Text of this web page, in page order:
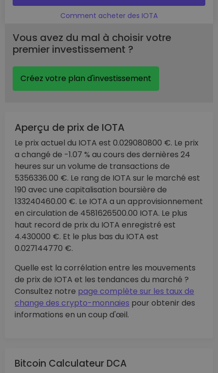
Comment acheter des IOTA
Vous avez du mal à choisir votre
premier investissement ?
Créez votre plan d'investissement
Aperçu de prix de IOTA
Le prix actuel du IOTA est 0.029080800 €. Le prix
a changé de -1.07 % au cours des dernières 24
heures sur un volume de transactions de
5356336.00 €. Le rang de IOTA sur le marché est
190 avec une capitalisation boursière de
133240460.00 €. Le IOTA a un approvisionnement
en circulation de 4581626500.00 IOTA. Le plus
haut record de prix du IOTA enregistré est
4.430000 €. Et le plus bas du IOTA est
0.027144770 €.
Quelle est la corrélation entre les mouvements
de prix de IOTA et les tendances du marché ?
Consultez notre page complète sur les taux de
change des crypto-monnaies pour obtenir des
informations en un coup d'œil.
Bitcoin Calculateur DCA